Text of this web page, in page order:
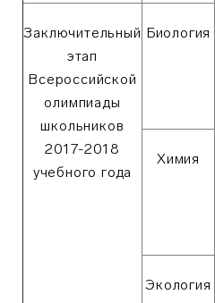
Заключительный
этап
Всероссийской
олимпиады
школьников
2017-2018
учебного года
Биология
Химия
Экология